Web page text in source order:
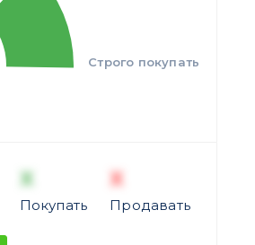
Строго покупать
X
Покупать
X
Продавать